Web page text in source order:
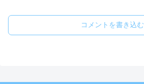
コメントを書き込む